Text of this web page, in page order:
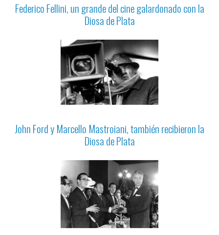
Federico Fellini, un grande del cine galardonado con la
Diosa de Plata
John Ford y Marcello Mastroiani, también recibieron la
Diosa de Plata